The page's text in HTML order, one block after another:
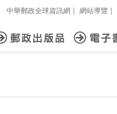
中華郵政全球資訊網 | 網站導覽 |